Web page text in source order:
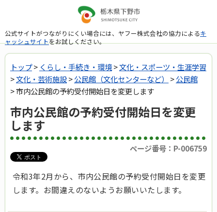
公式サイトがつながりにくい場合には、ヤフー株式会社の協力によるキ
ャッシュサイトをお試しください。
トップ> くらし・手続き・環境>文化・スポーツ・生涯学習
>文化・芸術施設>公民館（文化センターなど） >公民館
> 市内公民館の予約受付開始日を変更します
市内公民館の予約受付開始日を変更
します
ページ番号：P-006759
令和3年2月から、市内公民館の予約受付開始日を変更
します。お間違えのないようお願いいたします。